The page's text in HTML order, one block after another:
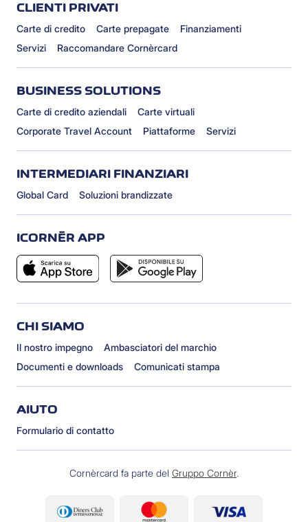
CLIENTI PRIVATI
Carte di credito Carte prepagate
Finanziamenti
Servizi
Raccomandare Cornèrcard
BUSINESS SOLUTIONS
Carte di credito aziendali
Carte virtuali
Corporate Travel Account
Piattaforme Servizi
INTERMEDIARI FINANZIARI
Global Card Soluzioni brandizzate
ICORNÈR APP
CHI SIAMO
Il nostro impegno
Ambasciatori del marchio
Documenti e downloads
Comunicati stampa
AIUTO
Formulario di contatto
Cornèrcard fa parte del Gruppo Cornèr.